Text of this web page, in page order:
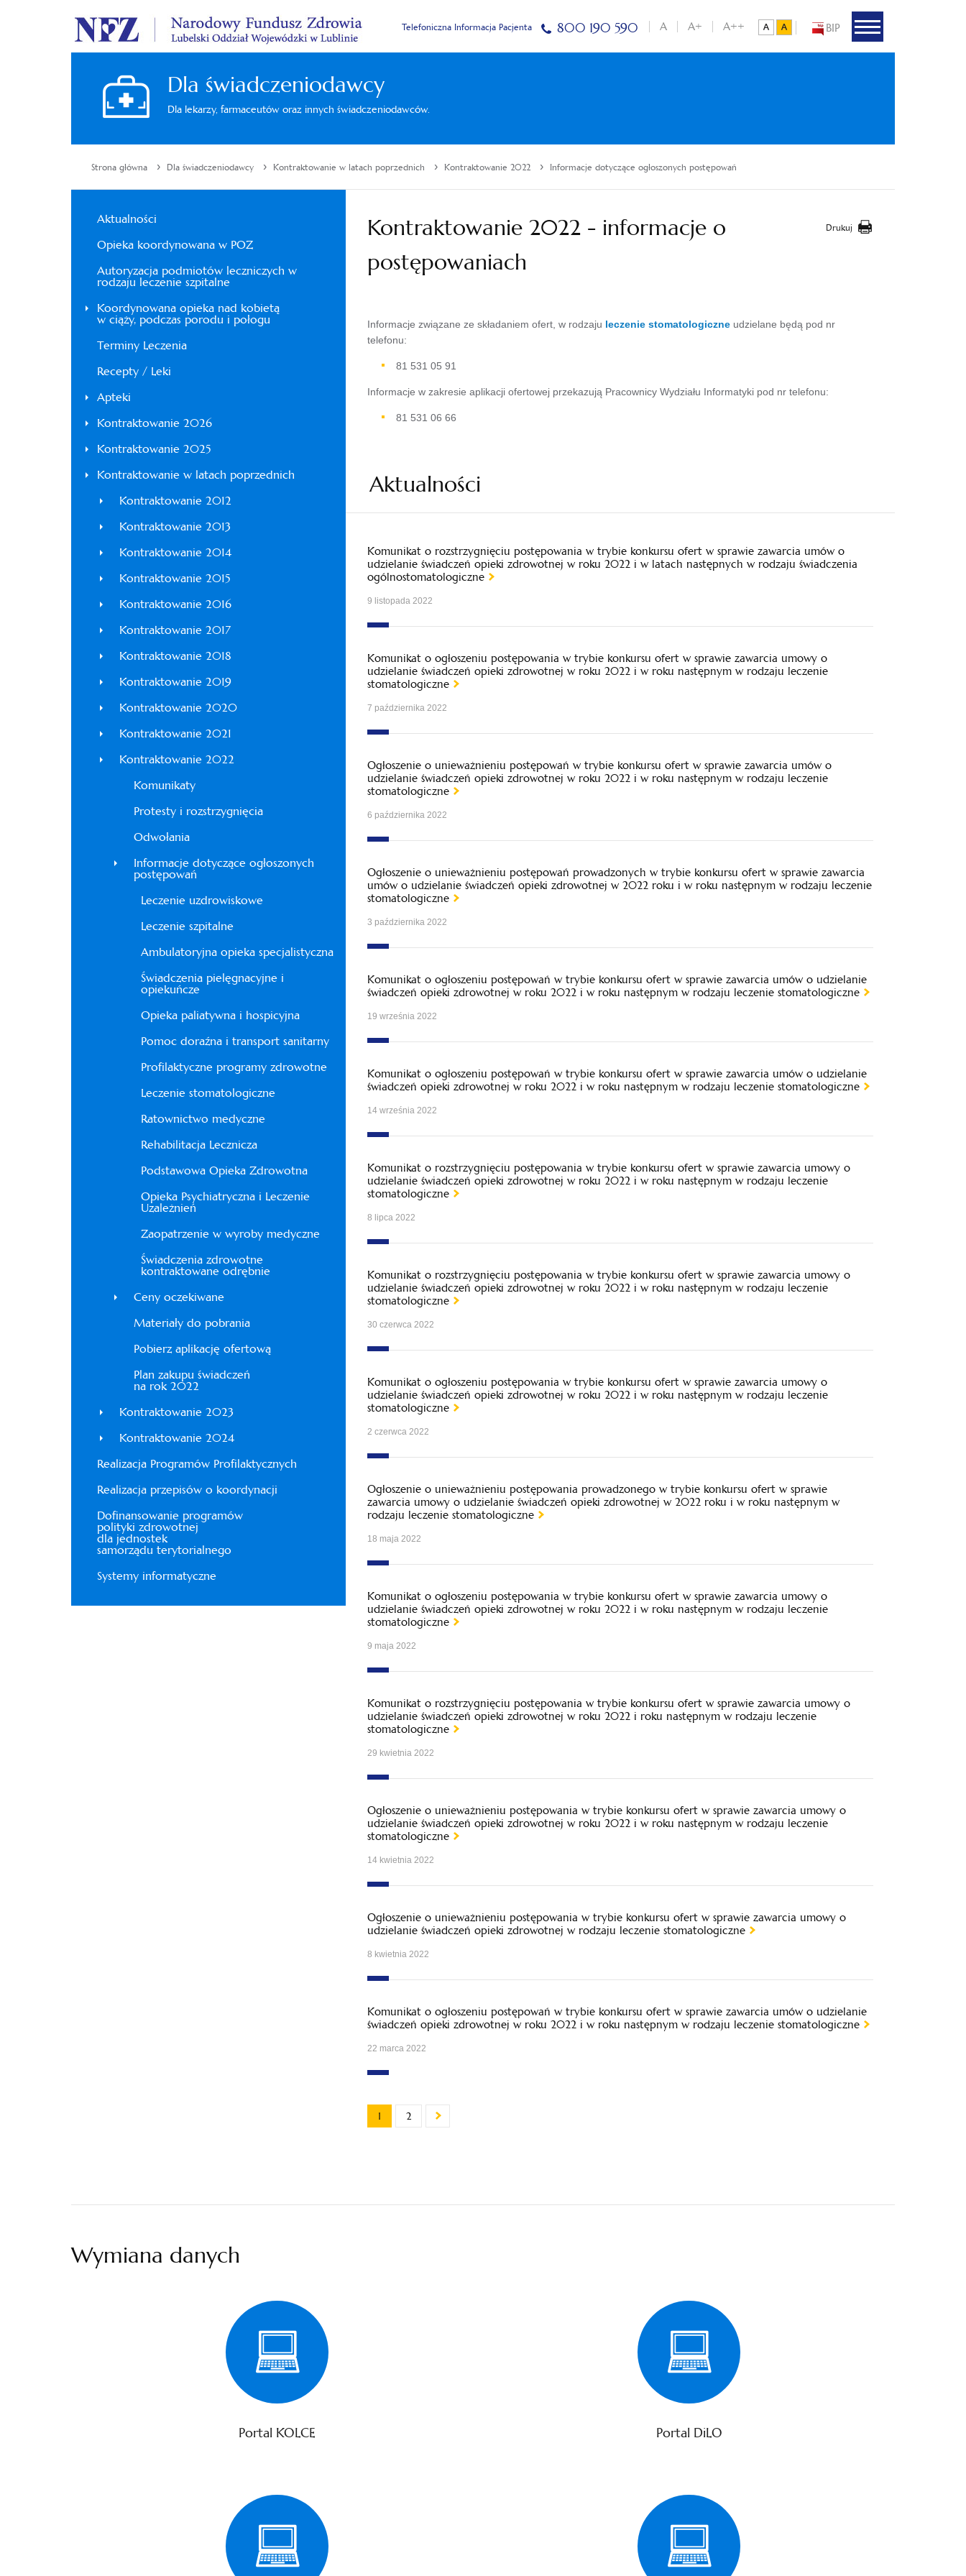
BIP
A A+ A++
Telefoniczna Informacja Pacjenta 800 190 590
Dla świadczeniodawcy
Dla lekarzy, farmaceutów oraz innych świadczeniodawców.
Strona główna › Dla świadczeniodawcy › Kontraktowanie w latach poprzednich › Kontraktowanie 2022 › Informacje dotyczące ogłoszonych postępowań
Aktualności
Opieka koordynowana w POZ
Autoryzacja podmiotów leczniczych w
rodzaju leczenie szpitalne
Koordynowana opieka nad kobietą
w ciąży, podczas porodu i połogu
Terminy Leczenia
Recepty / Leki
Apteki
Kontraktowanie 2026
Kontraktowanie 2025
Kontraktowanie w latach poprzednich
Kontraktowanie 2012
Kontraktowanie 2013
Kontraktowanie 2014
Kontraktowanie 2015
Kontraktowanie 2016
Kontraktowanie 2017
Kontraktowanie 2018
Kontraktowanie 2019
Kontraktowanie 2020
Kontraktowanie 2021
Kontraktowanie 2022
Komunikaty
Protesty i rozstrzygnięcia
Odwołania
Informacje dotyczące ogłoszonych
postępowań
Leczenie uzdrowiskowe
Leczenie szpitalne
Ambulatoryjna opieka specjalistyczna
Świadczenia pielęgnacyjne i
opiekuńcze
Opieka paliatywna i hospicyjna
Pomoc doraźna i transport sanitarny
Profilaktyczne programy zdrowotne
Leczenie stomatologiczne
Ratownictwo medyczne
Rehabilitacja Lecznicza
Podstawowa Opieka Zdrowotna
Opieka Psychiatryczna i Leczenie
Uzależnień
Zaopatrzenie w wyroby medyczne
Świadczenia zdrowotne
kontraktowane odrębnie
Ceny oczekiwane
Materiały do pobrania
Pobierz aplikację ofertową
Plan zakupu świadczeń
na rok 2022
Kontraktowanie 2023
Kontraktowanie 2024
Realizacja Programów Profilaktycznych
Realizacja przepisów o koordynacji
Dofinansowanie programów
polityki zdrowotnej
dla jednostek
samorządu terytorialnego
Systemy informatyczne
Drukuj
Kontraktowanie 2022 - informacje o
postępowaniach
Informacje związane ze składaniem ofert, w rodzaju leczenie stomatologiczne udzielane będą pod nr
telefonu:
81 531 05 91
Informacje w zakresie aplikacji ofertowej przekazują Pracownicy Wydziału Informatyki pod nr telefonu:
81 531 06 66
Aktualności
Komunikat o rozstrzygnięciu postępowania w trybie konkursu ofert w sprawie zawarcia umów o
udzielanie świadczeń opieki zdrowotnej w roku 2022 i w latach następnych w rodzaju świadczenia
ogólnostomatologiczne
9 listopada 2022
Komunikat o ogłoszeniu postępowania w trybie konkursu ofert w sprawie zawarcia umowy o
udzielanie świadczeń opieki zdrowotnej w roku 2022 i w roku następnym w rodzaju leczenie
stomatologiczne
7 października 2022
Ogłoszenie o unieważnieniu postępowań w trybie konkursu ofert w sprawie zawarcia umów o
udzielanie świadczeń opieki zdrowotnej w roku 2022 i w roku następnym w rodzaju leczenie
stomatologiczne
6 października 2022
Ogłoszenie o unieważnieniu postępowań prowadzonych w trybie konkursu ofert w sprawie zawarcia
umów o udzielanie świadczeń opieki zdrowotnej w 2022 roku i w roku następnym w rodzaju leczenie
stomatologiczne
3 października 2022
Komunikat o ogłoszeniu postępowań w trybie konkursu ofert w sprawie zawarcia umów o udzielanie
świadczeń opieki zdrowotnej w roku 2022 i w roku następnym w rodzaju leczenie stomatologiczne
19 września 2022
Komunikat o ogłoszeniu postępowań w trybie konkursu ofert w sprawie zawarcia umów o udzielanie
świadczeń opieki zdrowotnej w roku 2022 i w roku następnym w rodzaju leczenie stomatologiczne
14 września 2022
Komunikat o rozstrzygnięciu postępowania w trybie konkursu ofert w sprawie zawarcia umowy o
udzielanie świadczeń opieki zdrowotnej w roku 2022 i w roku następnym w rodzaju leczenie
stomatologiczne
8 lipca 2022
Komunikat o rozstrzygnięciu postępowania w trybie konkursu ofert w sprawie zawarcia umowy o
udzielanie świadczeń opieki zdrowotnej w roku 2022 i w roku następnym w rodzaju leczenie
stomatologiczne
30 czerwca 2022
Komunikat o ogłoszeniu postępowania w trybie konkursu ofert w sprawie zawarcia umowy o
udzielanie świadczeń opieki zdrowotnej w roku 2022 i w roku następnym w rodzaju leczenie
stomatologiczne
2 czerwca 2022
Ogłoszenie o unieważnieniu postępowania prowadzonego w trybie konkursu ofert w sprawie
zawarcia umowy o udzielanie świadczeń opieki zdrowotnej w 2022 roku i w roku następnym w
rodzaju leczenie stomatologiczne
18 maja 2022
Komunikat o ogłoszeniu postępowania w trybie konkursu ofert w sprawie zawarcia umowy o
udzielanie świadczeń opieki zdrowotnej w roku 2022 i w roku następnym w rodzaju leczenie
stomatologiczne
9 maja 2022
Komunikat o rozstrzygnięciu postępowania w trybie konkursu ofert w sprawie zawarcia umowy o
udzielanie świadczeń opieki zdrowotnej w roku 2022 i roku następnym w rodzaju leczenie
stomatologiczne
29 kwietnia 2022
Ogłoszenie o unieważnieniu postępowania w trybie konkursu ofert w sprawie zawarcia umowy o
udzielanie świadczeń opieki zdrowotnej w roku 2022 i w roku następnym w rodzaju leczenie
stomatologiczne
14 kwietnia 2022
Ogłoszenie o unieważnieniu postępowania w trybie konkursu ofert w sprawie zawarcia umowy o
udzielanie świadczeń opieki zdrowotnej w rodzaju leczenie stomatologiczne
8 kwietnia 2022
Komunikat o ogłoszeniu postępowań w trybie konkursu ofert w sprawie zawarcia umów o udzielanie
świadczeń opieki zdrowotnej w roku 2022 i w roku następnym w rodzaju leczenie stomatologiczne
22 marca 2022
1 2
Wymiana danych
Portal KOLCE Portal DiLO